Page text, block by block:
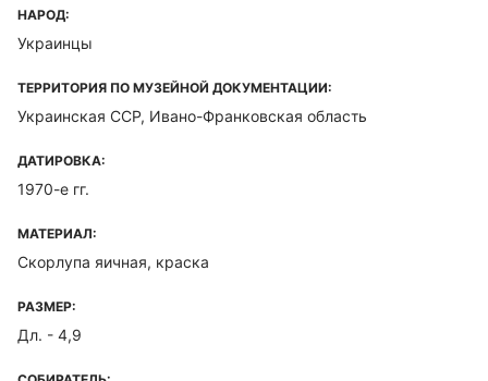
НАРОД:
Украинцы
ТЕРРИТОРИЯ ПО МУЗЕЙНОЙ ДОКУМЕНТАЦИИ:
Украинская ССР, Ивано-Франковская область
ДАТИРОВКА:
1970-е гг.
МАТЕРИАЛ:
Скорлупа яичная, краска
РАЗМЕР:
Дл. - 4,9